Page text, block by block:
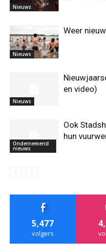
Nieuws
Nieuws
Weer
Nieuws
en video)
Ondernemend
nieuws
Ook
hun
5,477
volgers